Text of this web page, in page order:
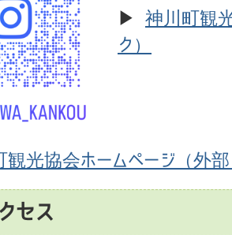
▶ 神川町観
ク）
観光協会ホームページ （外
セス